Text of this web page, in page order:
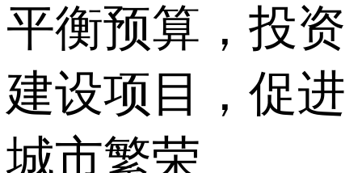
平衡预算，投资
建设项目，促进
城市繁荣